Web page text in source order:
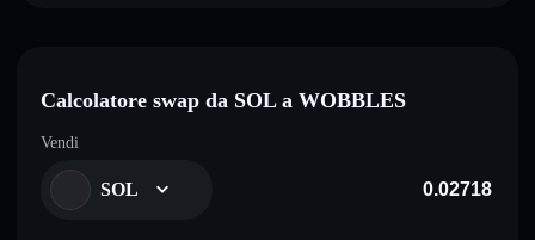
Calcolatore swap da SOL a WOBBLES
Vendi
SOL